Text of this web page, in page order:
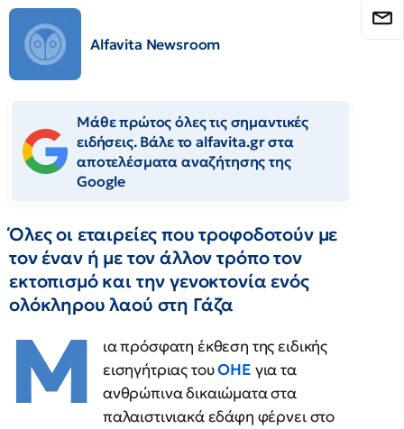
Alfavita Newsroom
Μάθε πρώτος όλες τις σημαντικές
ειδήσεις. Βάλε το alfavita.gr στα
αποτελέσματα αναζήτησης της
Google
Όλες οι εταιρείες που τροφοδοτούν με
τον έναν ή με τον άλλον τρόπο τον
εκτοπισμό και την γενοκτονία ενός
ολόκληρου λαού στη Γάζα
Μ
ια πρόσφατη έκθεση της ειδικής
εισηγήτριας τουΟΗΕ για τα
ανθρώπινα δικαιώματα στα
παλαιστινιακά εδάφη φέρνει στο